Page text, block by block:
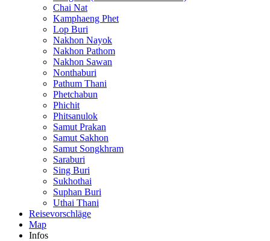
Chai Nat
Kamphaeng Phet
Lop Buri
Nakhon Nayok
Nakhon Pathom
Nakhon Sawan
Nonthaburi
Pathum Thani
Phetchabun
Phichit
Phitsanulok
Samut Prakan
Samut Sakhon
Samut Songkhram
Saraburi
Sing Buri
Sukhothai
Suphan Buri
Uthai Thani
Reisevor­schläge
Map
Infos